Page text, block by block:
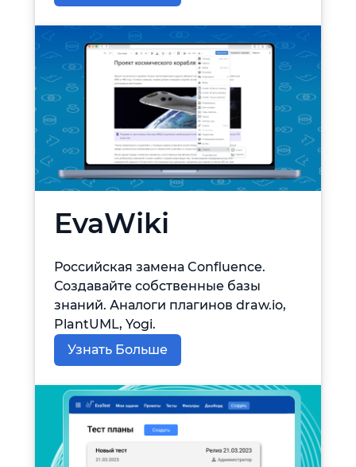
EvaWiki
Российская замена Confluence.
Создавайте собственные базы
знаний. Аналоги плагинов draw.io,
PlantUML, Yogi.
Узнать Больше